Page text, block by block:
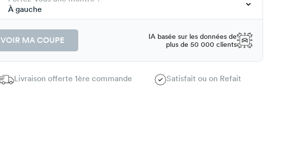
À gauche
VOIR MA COUPE
IA basée sur les données de
plus de 50 000 clients
Livraison offerte 1ère commande Satisfait ou on Refait